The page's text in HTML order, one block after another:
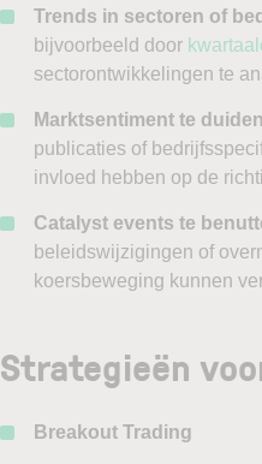
Trends in sectoren of
bijvoorbeeld door
sectorontwikkelingen te
Marktsentiment te
publicaties of
invloed hebben op de
Catalyst events te
beleidswijzigingen of
koersbeweging kunnen
Strategieën
Breakout Trading